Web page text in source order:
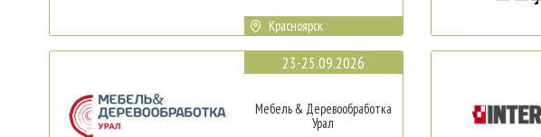
Красноярск
23-25.09.2026
Мебель & Деревообработка
Урал